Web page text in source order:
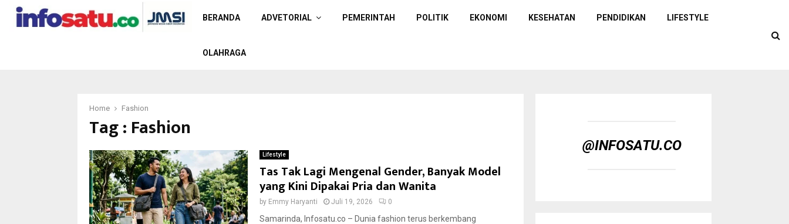
BERANDA ADVETORIAL PEMERINTAH POLITIK EKONOMI KESEHATAN PENDIDIKAN LIFESTYLE
OLAHRAGA
Home Fashion
Tag : Fashion
Lifestyle
Tas Tak Lagi Mengenal Gender, Banyak Model
yang Kini Dipakai Pria dan Wanita
by Emmy Haryanti Juli 19, 2026 0
Samarinda, Infosatu.co – Dunia fashion terus berkembang
@INFOSATU.CO